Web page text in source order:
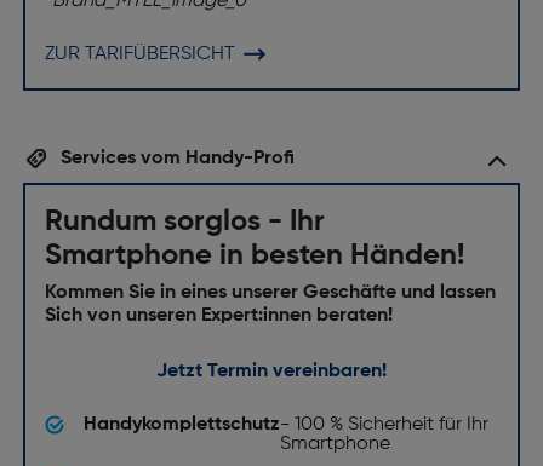
ZUR TARIFÜBERSICHT
Services vom Handy-Profi
Rundum sorglos - Ihr
Smartphone in besten Händen!
Kommen Sie in eines unserer Geschäfte und lassen
Sich von unseren Expert:innen beraten!
Jetzt Termin vereinbaren!
Handykomplettschutz- 100 % Sicherheit für Ihr
Smartphone